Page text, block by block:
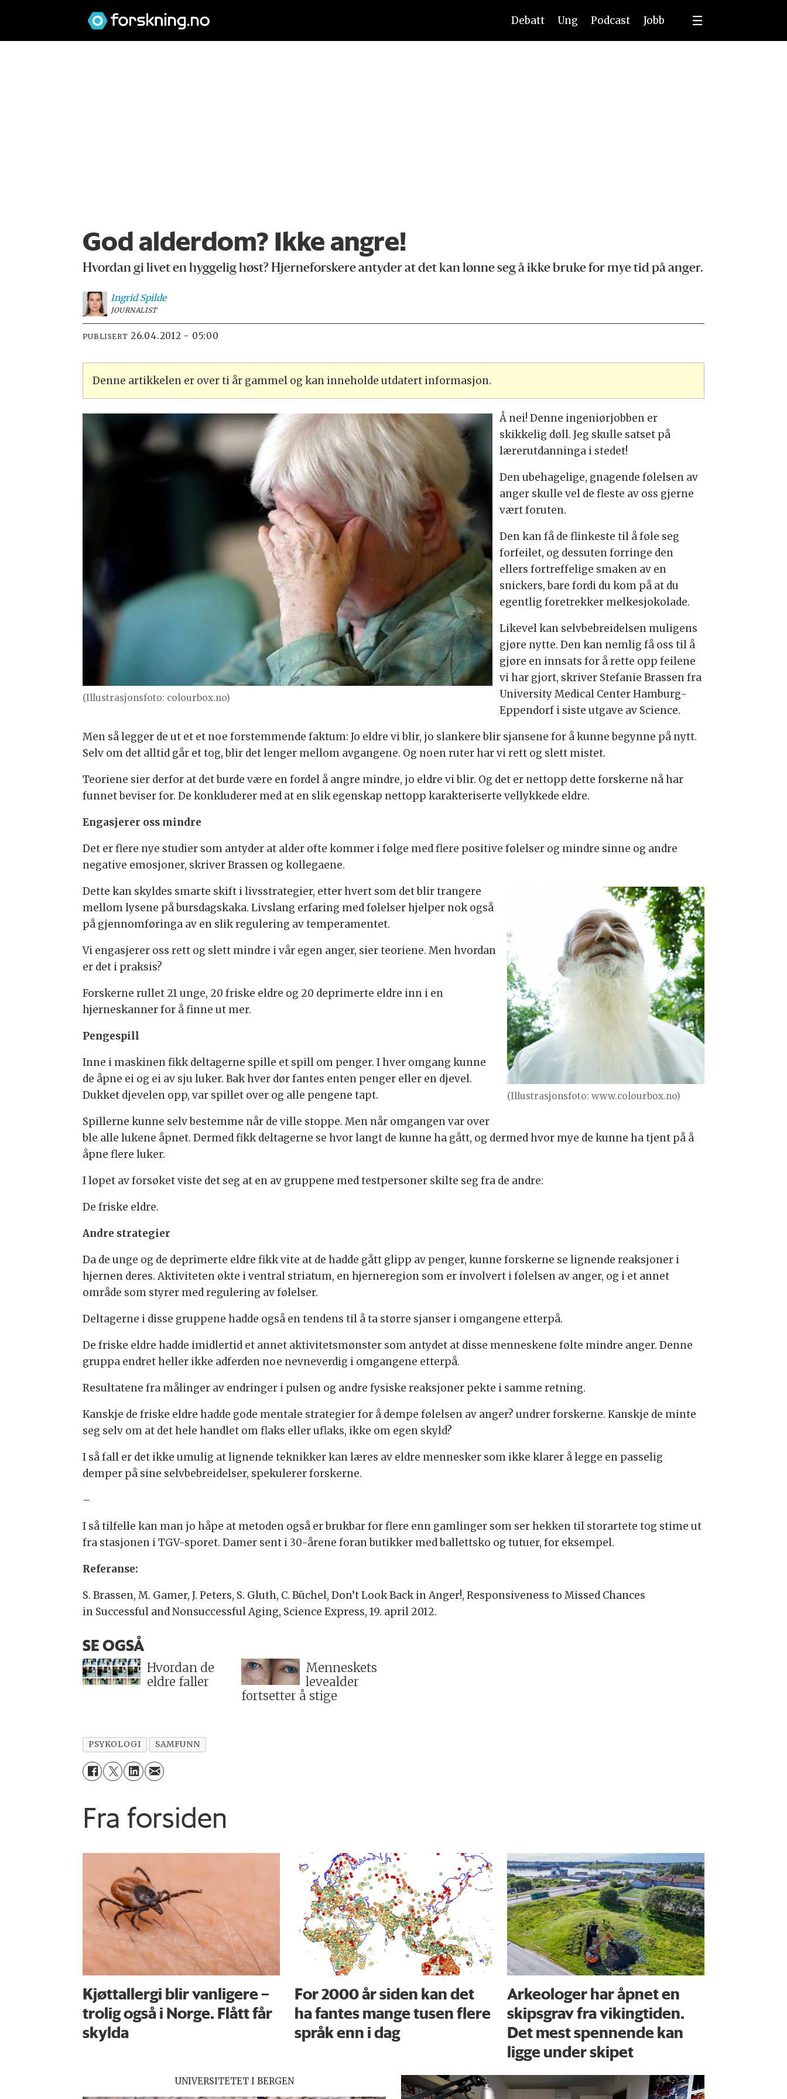
Debatt Ung Podcast Jobb
God alderdom? Ikke angre!
Hvordan gi livet en hyggelig høst? Hjerneforskere antyder at det kan lønne seg å ikke bruke for mye tid på anger.
Ingrid Spilde
JOURNALIST
PUBLISERT 26.04.2012 - 05:00
Denne artikkelen er over ti år gammel og kan inneholde utdatert informasjon.
(Illustrasjonsfoto: colourbox.no)
Å nei! Denne ingeniørjobben er
skikkelig døll. Jeg skulle satset på
lærerutdanninga i stedet!
Den ubehagelige, gnagende følelsen av
anger skulle vel de fleste av oss gjerne
vært foruten.
Den kan få de flinkeste til å føle seg
forfeilet, og dessuten forringe den
ellers fortreffelige smaken av en
snickers, bare fordi du kom på at du
egentlig foretrekker melkesjokolade.
Likevel kan selvbebreidelsen muligens
gjøre nytte. Den kan nemlig få oss til å
gjøre en innsats for å rette opp feilene
vi har gjort, skriver Stefanie Brassen fra
University Medical Center Hamburg-
Eppendorf i siste utgave av Science.
Men så legger de ut et et noe forstemmende faktum: Jo eldre vi blir, jo slankere blir sjansene for å kunne begynne på nytt.
Selv om det alltid går et tog, blir det lenger mellom avgangene. Og noen ruter har vi rett og slett mistet.
Teoriene sier derfor at det burde være en fordel å angre mindre, jo eldre vi blir. Og det er nettopp dette forskerne nå har
funnet beviser for. De konkluderer med at en slik egenskap nettopp karakteriserte vellykkede eldre.
Engasjerer oss mindre
Det er flere nye studier som antyder at alder ofte kommer i følge med flere positive følelser og mindre sinne og andre
negative emosjoner, skriver Brassen og kollegaene.
(Illustrasjonsfoto: www.colourbox.no)
Dette kan skyldes smarte skift i livsstrategier, etter hvert som det blir trangere
mellom lysene på bursdagskaka. Livslang erfaring med følelser hjelper nok også
på gjennomføringa av en slik regulering av temperamentet.
Vi engasjerer oss rett og slett mindre i vår egen anger, sier teoriene. Men hvordan
er det i praksis?
Forskerne rullet 21 unge, 20 friske eldre og 20 deprimerte eldre inn i en
hjerneskanner for å finne ut mer.
Pengespill
Inne i maskinen fikk deltagerne spille et spill om penger. I hver omgang kunne
de åpne ei og ei av sju luker. Bak hver dør fantes enten penger eller en djevel.
Dukket djevelen opp, var spillet over og alle pengene tapt.
Spillerne kunne selv bestemme når de ville stoppe. Men når omgangen var over
ble alle lukene åpnet. Dermed fikk deltagerne se hvor langt de kunne ha gått, og dermed hvor mye de kunne ha tjent på å
åpne flere luker.
I løpet av forsøket viste det seg at en av gruppene med testpersoner skilte seg fra de andre:
De friske eldre.
Andre strategier
Da de unge og de deprimerte eldre fikk vite at de hadde gått glipp av penger, kunne forskerne se lignende reaksjoner i
hjernen deres. Aktiviteten økte i ventral striatum, en hjerneregion som er involvert i følelsen av anger, og i et annet
område som styrer med regulering av følelser.
Deltagerne i disse gruppene hadde også en tendens til å ta større sjanser i omgangene etterpå.
De friske eldre hadde imidlertid et annet aktivitetsmønster som antydet at disse menneskene følte mindre anger. Denne
gruppa endret heller ikke adferden noe nevneverdig i omgangene etterpå.
Resultatene fra målinger av endringer i pulsen og andre fysiske reaksjoner pekte i samme retning.
Kanskje de friske eldre hadde gode mentale strategier for å dempe følelsen av anger? undrer forskerne. Kanskje de minte
seg selv om at det hele handlet om flaks eller uflaks, ikke om egen skyld?
I så fall er det ikke umulig at lignende teknikker kan læres av eldre mennesker som ikke klarer å legge en passelig
demper på sine selvbebreidelser, spekulerer forskerne.
–
I så tilfelle kan man jo håpe at metoden også er brukbar for flere enn gamlinger som ser hekken til storartete tog stime ut
fra stasjonen i TGV-sporet. Damer sent i 30-årene foran butikker med ballettsko og tutuer, for eksempel.
Referanse:
S. Brassen, M. Gamer, J. Peters, S. Gluth, C. Büchel, Don’t Look Back in Anger!, Responsiveness to Missed Chances
in Successful and Nonsuccessful Aging, Science Express, 19. april 2012.
SE OGSÅ
Hvordan de
eldre faller
Menneskets
levealder
fortsetter å stige
PSYKOLOGI SAMFUNN
Fra forsiden
Kjøttallergi blir vanligere –
trolig også i Norge. Flått får
skylda
For 2000 år siden kan det
ha fantes mange tusen flere
språk enn i dag
Arkeologer har åpnet en
skipsgrav fra vikingtiden.
Det mest spennende kan
ligge under skipet
UNIVERSITETET I BERGEN